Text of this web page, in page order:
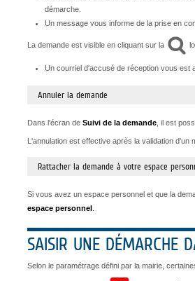
démarche.
Un message vous informe de la prise en
La demande est visible en cliquant sur la
Un courriel d'accusé de réception vous est
Annuler la demande
Dans l'écran de Suivi de la demande , il est
L'annulation est effective après la validation d'un
Rattacher la demande à votre espace
Si vous avez un espace personnel et que la
espace personnel
SAISIR UNE DÉMARCHE
Selon le paramétrage défini par la mairie,